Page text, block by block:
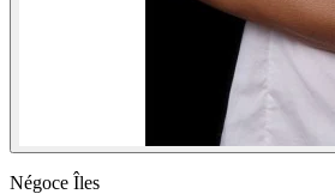
Négoce Îles